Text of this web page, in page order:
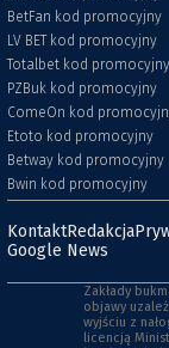
BetFan kod promocyjny
LV BET kod promocyjny
Totalbet kod promocyjny
PZBuk kod promocyjny
ComeOn kod
Etoto kod promocyjny
Betway kod promocyjny
Bwin kod promocyjny
KontaktRedakcja
Google News
Zakłady
objawy
wyjściu z
licencją